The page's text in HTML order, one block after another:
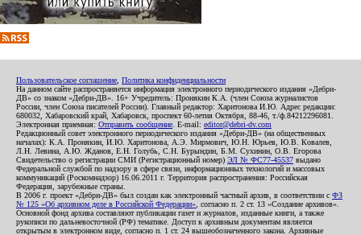
Пользовательское соглашение Политика конфиденциальности
На данном сайте распространяется информация электронного периодического издания «Дебри-
ДВ» со знаком «Дебри-ДВ». 16+ Учредитель: Пронякин К.А. (член Союза журналистов
России, член Союза писателей России). Главный редактор: Харитонова И.Ю. Адрес редакции:
680032, Хабаровский край, Хабаровск, проспект 60-летия Октября, 88-46, т./ф.84212296081.
Электронная приемная: Отправить сообщение . E-mail: editor@debri-dv.com
Редакционный совет электронного периодического издания «Дебри-ДВ» (на общественных
началах): К.А. Пронякин, И.Ю. Харитонова, А.Э. Мирмович, Ю.Н. Юрьев, Ю.В. Ковалев,
Л.Н. Левина, А.Ю. Жданов, Е.Н. Голубь, С.Н. Бурындин, Б.М. Сухинин, О.В. Егорова
Свидетельство о регистрации СМИ (Регистрационный номер) ЭЛ № ФС77-45537 выдано
Федеральной службой по надзору в сфере связи, информационных технологий и массовых
коммуникаций (Роскомнадзор) 16.06.2011 г. Территория распространения: Российская
Федерация, зарубежные страны.
В 2006 г. проект «Дебри-ДВ» был создан как электронный частный архив, в соответствии с ФЗ
№ 125 «Об архивном деле в Российской Федерации» , согласно п. 2 ст. 13 «Создание архивов».
Основной фонд архива составляют публикации газет и журналов, изданные книги, а также
рукописи по дальневосточной (РФ) тематике. Доступ к архивным документам является
открытым в электронном виде, согласно п. 1 ст. 24 вышеобозначенного закона. Архивные